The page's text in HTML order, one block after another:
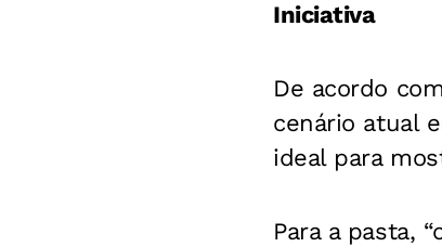
Iniciativa
De acordo
cenário atual
ideal para
Para a pasta,